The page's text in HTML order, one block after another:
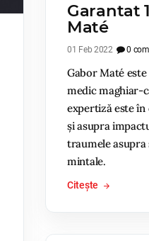
Garantat
Maté
01 Feb 2022 0
Gabor Maté
medic maghiar-
expertiză este
și asupra
traumele
mintale.
Citește